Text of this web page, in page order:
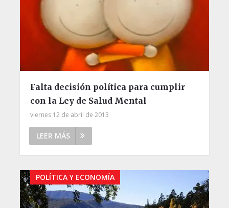
Falta decisión política para cumplir
con la Ley de Salud Mental
viernes 12 de abril de 2013
LEER MÁS
POLÍTICA Y ECONOMÍA